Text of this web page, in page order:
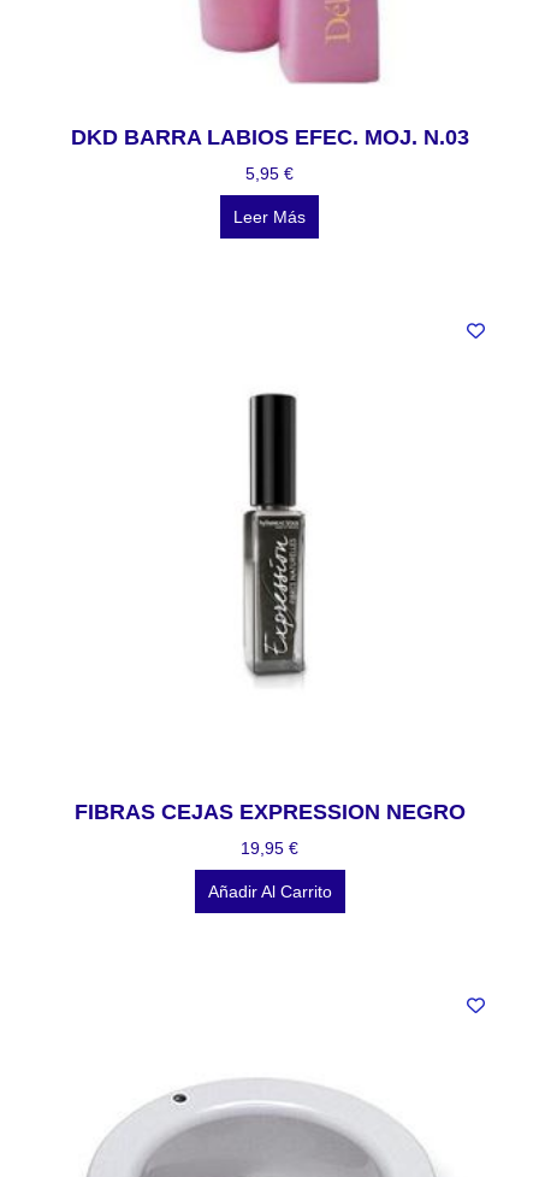
DKD BARRA LABIOS EFEC. MOJ. N.03
5,95 €
Leer Más
FIBRAS CEJAS EXPRESSION NEGRO
19,95 €
Añadir Al Carrito